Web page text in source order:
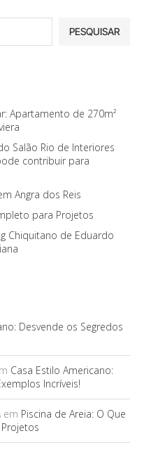
PESQUISAR
Apartamento de 270m²
Salão Rio de Interiores
contribuir para
Angra dos Reis
para Projetos
Chiquitano de Eduardo
Desvende os Segredos
Casa Estilo Americano:
Incríveis!
em Piscina de Areia: O Que